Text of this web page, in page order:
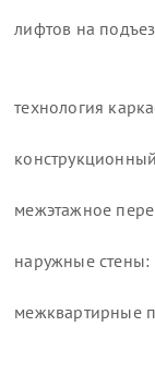
лифтов на
технология
межэтажное
наружные стены:
межквартирные